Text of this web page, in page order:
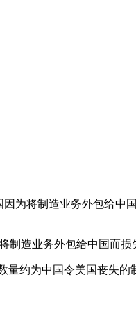
为将制造业务外包给
制造业务外包给中国而损
约为中国令美国丧失